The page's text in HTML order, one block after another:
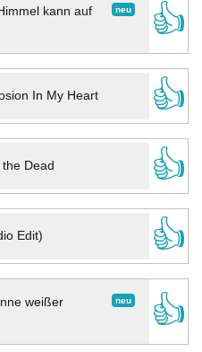
neu
kann auf
👍
In My Heart
👍
Dead
👍
Edit)
👍
neu
weißer
👍